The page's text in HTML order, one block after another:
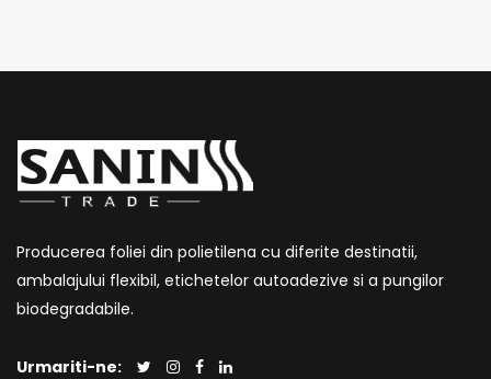
Producerea foliei din polietilena cu diferite destinatii,
ambalajului flexibil, etichetelor autoadezive si a pungilor
biodegradabile.
Urmariti-ne: